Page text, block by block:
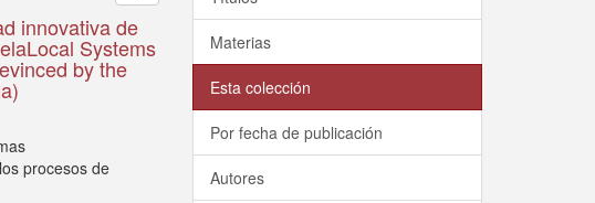
innovativa de
Systems
by the
procesos de
Materias
Esta colección
Por fecha de publicación
Autores